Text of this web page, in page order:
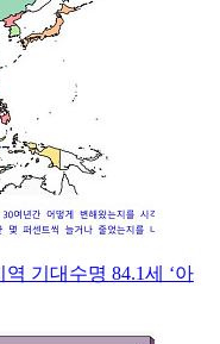
기대수명 84.1세 ‘아